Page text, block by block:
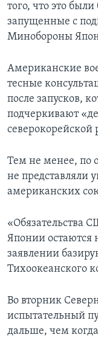
того, что это
запущенные с
Минобороны
Американские
тесные
после запусков,
подчеркивают
Тем не менее, по
не представляли
американских
«Обязательства
Японии остаются
заявлении
Тихоокеанского
Во вторник
испытательный
дальше, чем